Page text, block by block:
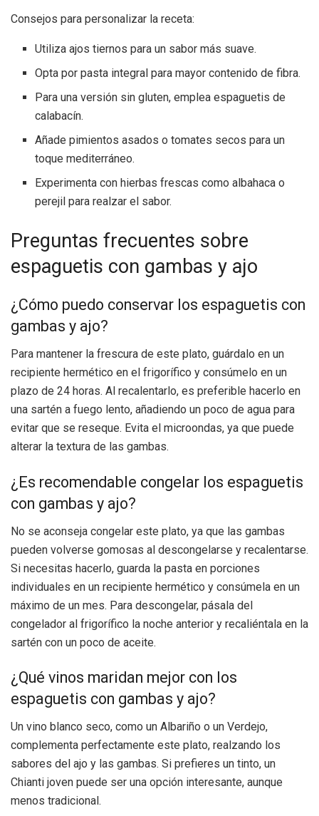
Consejos para personalizar la receta:
Utiliza ajos tiernos para un sabor más suave.
Opta por pasta integral para mayor contenido de fibra.
Para una versión sin gluten, emplea espaguetis de
calabacín.
Añade pimientos asados o tomates secos para un
toque mediterráneo.
Experimenta con hierbas frescas como albahaca o
perejil para realzar el sabor.
Preguntas frecuentes sobre
espaguetis con gambas y ajo
¿Cómo puedo conservar los espaguetis con
gambas y ajo?
Para mantener la frescura de este plato, guárdalo en un
recipiente hermético en el frigorífico y consúmelo en un
plazo de 24 horas. Al recalentarlo, es preferible hacerlo en
una sartén a fuego lento, añadiendo un poco de agua para
evitar que se reseque. Evita el microondas, ya que puede
alterar la textura de las gambas.
¿Es recomendable congelar los espaguetis
con gambas y ajo?
No se aconseja congelar este plato, ya que las gambas
pueden volverse gomosas al descongelarse y recalentarse.
Si necesitas hacerlo, guarda la pasta en porciones
individuales en un recipiente hermético y consúmela en un
máximo de un mes. Para descongelar, pásala del
congelador al frigorífico la noche anterior y recaliéntala en la
sartén con un poco de aceite.
¿Qué vinos maridan mejor con los
espaguetis con gambas y ajo?
Un vino blanco seco, como un Albariño o un Verdejo,
complementa perfectamente este plato, realzando los
sabores del ajo y las gambas. Si prefieres un tinto, un
Chianti joven puede ser una opción interesante, aunque
menos tradicional.